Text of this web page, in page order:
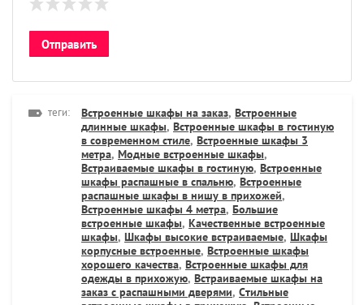
теги: Встроенные шкафы на заказ, Встроенные
длинные шкафы, Встроенные шкафы в гостиную
в современном стиле, Встроенные шкафы 3
метра, Модные встроенные шкафы,
Встраиваемые шкафы в гостиную, Встроенные
шкафы распашные в спальню, Встроенные
распашные шкафы в нишу в прихожей,
Встроенные шкафы 4 метра, Большие
встроенные шкафы, Качественные встроенные
шкафы, Шкафы высокие встраиваемые, Шкафы
корпусные встроенные, Встроенные шкафы
хорошего качества, Встроенные шкафы для
одежды в прихожую, Встраиваемые шкафы на
заказ с распашными дверями, Стильные